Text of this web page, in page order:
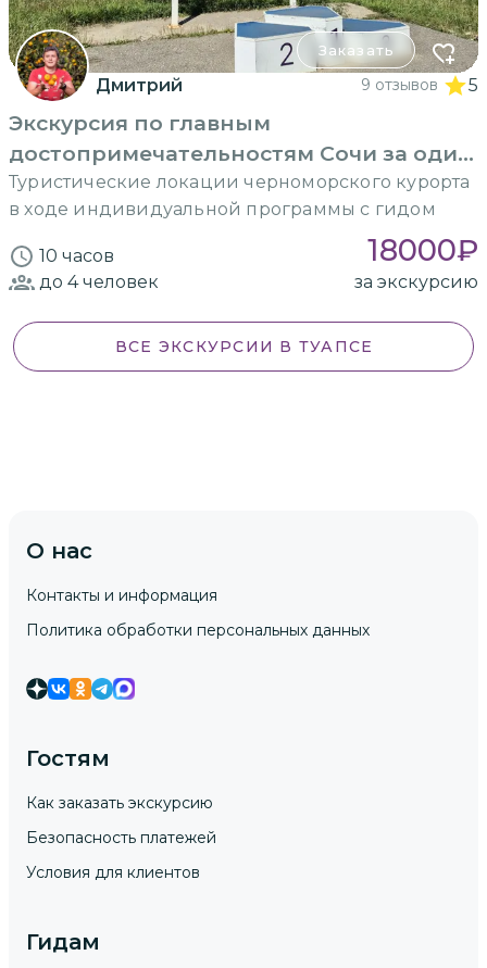
Заказать
Дмитрий 9 отзывов 5
Экскурсия по главным
достопримечательностям Сочи за один
день
Туристические локации черноморского курорта
в ходе индивидуальной программы с гидом
10 часов 18000₽
до 4человек за экскурсию
ВСЕ ЭКСКУРСИИ В ТУАПСЕ
О нас
Контакты и информация
Политика обработки персональных данных
Гостям
Как заказать экскурсию
Безопасность платежей
Условия для клиентов
Гидам